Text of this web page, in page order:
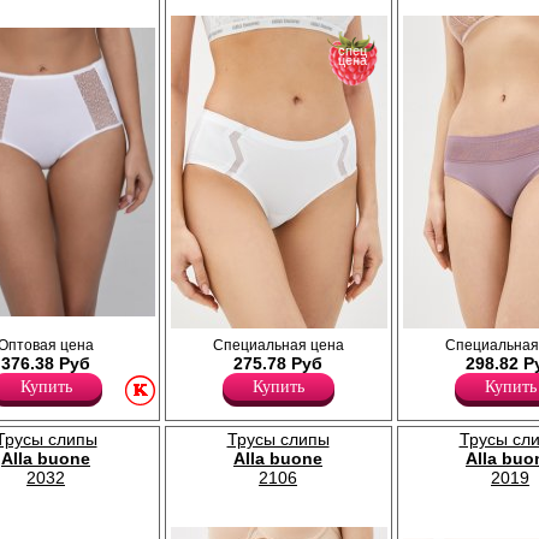
резинокой по
детали
цена
376.38 Руб
Купить
Трусики - слипы высокой посадки с
вставками из "сеточки" на передней
детали, бесшовные края по поясу и ножке.
Лайкра 20%
Полиамид 80%
спец
цена
Специальная цена
275.78 Руб
Купить
Трусики - слипы с высокой
тонкой микрофибры, по поясу
кружевная, эластичная резинка.
Лайкра 20%
Полиамид 80%
298.82
Купить
слипы
Alla buone
2032
Трусы слипы
Alla buone
2106
Трусы
Alla
2019